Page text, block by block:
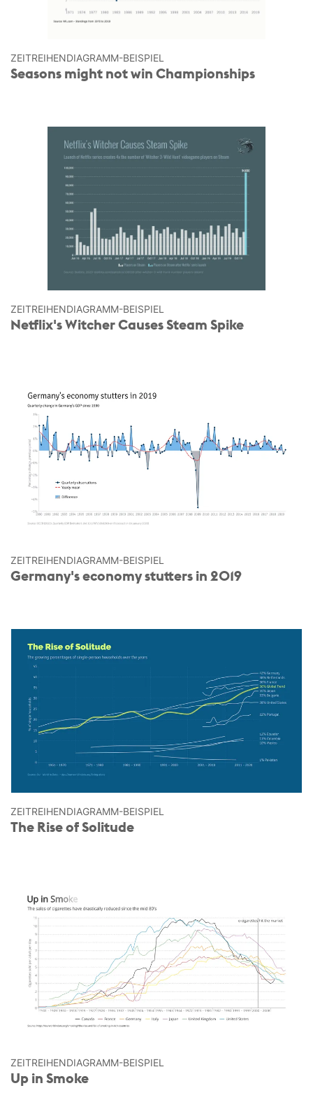
ZEITREIHEN­DIAGRAMM-BEISPIEL
Seasons might not win Championships
ZEITREIHEN­DIAGRAMM-BEISPIEL
Netflix's Witcher Causes Steam Spike
ZEITREIHEN­DIAGRAMM-BEISPIEL
Germany's economy stutters in 2019
ZEITREIHEN­DIAGRAMM-BEISPIEL
The Rise of Solitude
ZEITREIHEN­DIAGRAMM-BEISPIEL
Up in Smoke